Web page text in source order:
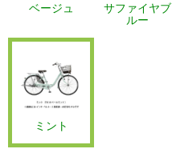
ベージュ
サファイヤブ
ルー
ミント